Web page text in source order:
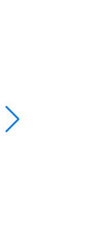
AVALIAÇÃO EM PERÍCIAS